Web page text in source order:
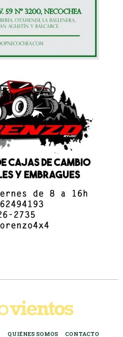
QUIÉNES SOMOS CONTACTO